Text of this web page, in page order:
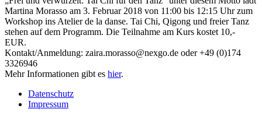
Martina Morasso am 3. Februar 2018 von 11:00 bis 12:15 Uhr zum
Workshop ins Atelier de la danse. Tai Chi, Qigong und freier Tanz
stehen auf dem Programm. Die Teilnahme am Kurs kostet 10,-
EUR.
Kontakt/Anmeldung: zaira.morasso@nexgo.de oder +49 (0)174
3326946
Mehr Informationen gibt es hier.
Datenschutz
Impressum